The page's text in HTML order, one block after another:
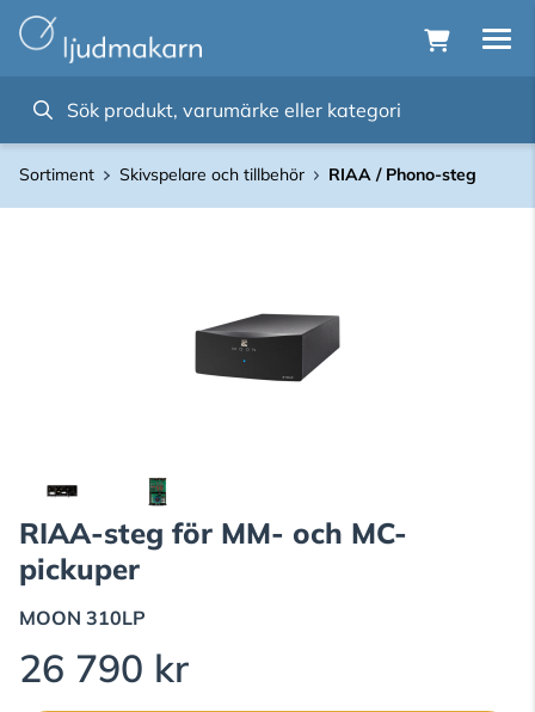
Sortiment Skivspelare och tillbehör RIAA / Phono-steg
RIAA-steg för MM- och MC-
pickuper
MOON 310LP
26 790 kr